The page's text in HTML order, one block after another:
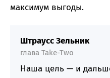
максимум выгоды.
Штраусс Зельник
глава Take-Two
Наша цель — и